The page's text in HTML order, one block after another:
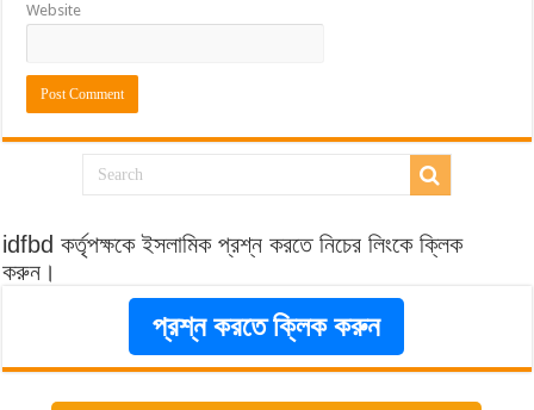
Website
idfbd কর্তৃপক্ষকে ইসলামিক প্রশ্ন করতে নিচের লিংকে ক্লিক
করুন।
প্রশ্ন করতে ক্লিক করুন